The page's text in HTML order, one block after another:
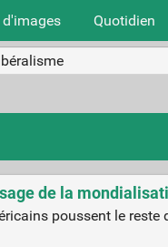
d'images Quotidien
de la
poussent le